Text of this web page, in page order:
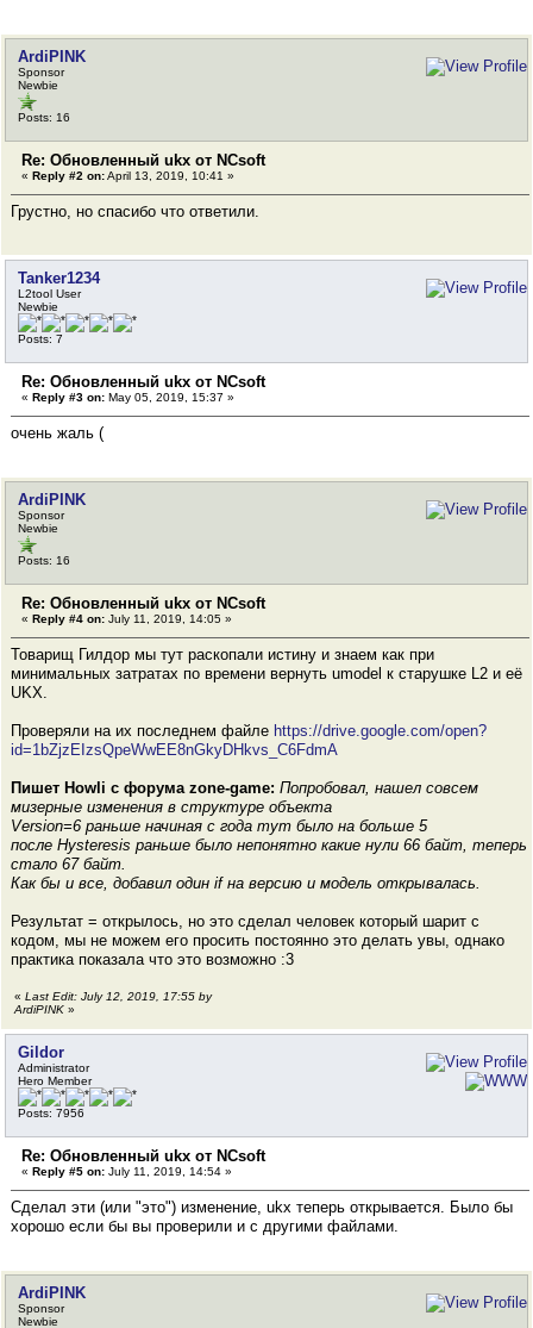
ArdiPINK
Sponsor
Newbie
Posts: 16
Re: Обновленный ukx от NCsoft
« Reply #2 on:April 13, 2019, 10:41 »
Грустно, но спасибо что ответили.
Tanker1234
L2tool User
Newbie
Posts: 7
Re: Обновленный ukx от NCsoft
« Reply #3 on: May 05, 2019, 15:37 »
очень жаль (
ArdiPINK
Sponsor
Newbie
Posts: 16
Re: Обновленный ukx от NCsoft
« Reply #4 on: July 11, 2019, 14:05 »
Товарищ Гилдор мы тут раскопали истину и знаем как при
минимальных затратах по времени вернуть umodel к старушке L2 и её
UKX.
Проверяли на их последнем файле https://drive.google.com/open?
id=1bZjzEIzsQpeWwEE8nGkyDHkvs_C6FdmA
Пишет Howli с форума zone-game: Попробовал, нашел совсем
мизерные изменения в структуре объекта
Version=6 раньше начиная с года тут было на больше 5
после Hysteresis раньше было непонятно какие нули 66 байт, теперь
стало 67 байт.
Как бы и все, добавил один if на версию и модель открывалась.
Результат = открылось, но это сделал человек который шарит с
кодом, мы не можем его просить постоянно это делать увы, однако
практика показала что это возможно :3
« Last Edit: July 12, 2019, 17:55 by
ArdiPINK »
Gildor
Administrator
Hero Member
Posts: 7956
Re: Обновленный ukx от NCsoft
« Reply #5 on: July 11, 2019, 14:54 »
Сделал эти (или "это") изменение, ukx теперь открывается. Было бы
хорошо если бы вы проверили и с другими файлами.
ArdiPINK
Sponsor
Newbie